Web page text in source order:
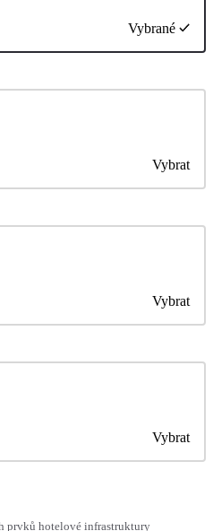
Vybrané
Vybrat
Vybrat
Vybrat
prvků hotelové infrastruktury